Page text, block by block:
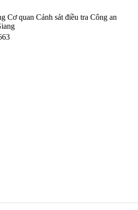
Cơ quan Cảnh sát điều tra Công an